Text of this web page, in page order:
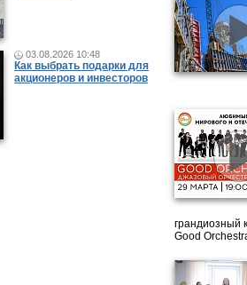
03.08.2026 10:48
Как выбрать подарки для
акционеров и инвесторов
грандиозный
Good